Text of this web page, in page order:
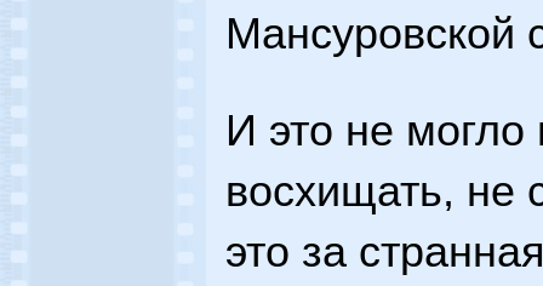
Мансуровской
И это не
восхищать, не
это за